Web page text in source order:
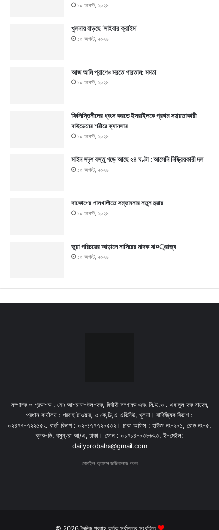
১০ আগস্ট, ২০২৬
খুলনায় বাড়ছে ‘সাইবার ক্রাইম’
১০ আগস্ট, ২০২৬
আজ আমি প্রাণেও মরতে পারতাম: মমতা
১০ আগস্ট, ২০২৬
ফিলিস্তিনীদের ধ্বংস করতে ইসরাইলকে প্রথম সহায়তাকারী
বাইডেনের শরীরে ক্যানসার
১০ আগস্ট, ২০২৬
মাইন সদৃশ বস্তু পড়ে আছে ২৪ ঘণ্টা : আসেনি নিষ্ক্রিয়কারী দল
১০ আগস্ট, ২০২৬
দাকোপের পানখালীতে সম্ভাবনার নতুন দুয়ার
১০ আগস্ট, ২০২৬
ভুয়া পরিচয়ের আড়ালে নাসিরের মাদক সা¤্রাজ্য
১০ আগস্ট, ২০২৬
সম্পাদক ও প্রকাশক : মোঃ আশরাফ-উল-হক, নির্বাহী সম্পাদক এবং সি.ই.ও : এনামুল হক সাহেদ,
প্রধান কার্যালয় : প্রবাহ টাওয়ার, ৩ কে,ডি,এ এভিনিউ, খুলনা। বাণিজ্যিক বিভাগ :
০২৪৭৭-৭২২৫৫২. বার্তা বিভাগ : ০২-৪৭৭৭২০৫৩২। ঢাকা অফিস : হাউজ নং-২০১, রোড নং-৫,
ব্লক-ডি, বসুন্ধরা আ/এ, ঢাকা। ফোন : ০১৭১৪-০৩৮৮২৩, ই-মেইল:
dailyprobaha@gmail.com
মোবাইল অ্যাপস ডাউনলোড করুন
© 2026 দৈনিক প্রবাহ কর্তৃক সর্বস্বত্ব সংরক্ষিত